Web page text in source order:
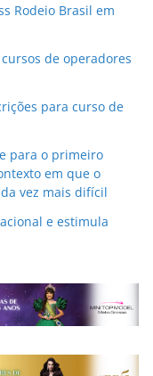
Rodeio Brasil em
de operadores
para curso de
para o primeiro
em que o
vez mais difícil
e estimula